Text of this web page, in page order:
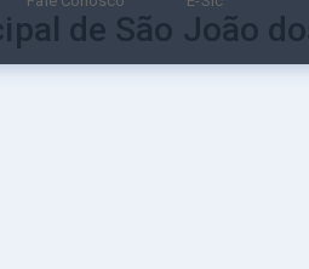
de São João